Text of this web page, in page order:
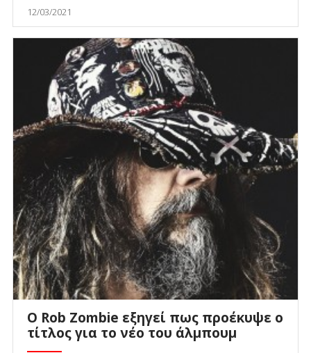
12/03/2021
O Rob Zombie εξηγεί πως προέκυψε ο
τίτλος για το νέο του άλμπουμ